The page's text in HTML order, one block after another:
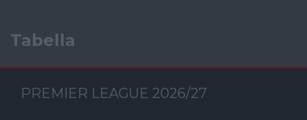
Tabella
PREMIER LEAGUE 2026/27